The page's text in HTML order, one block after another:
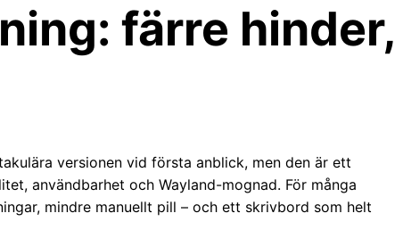
färre hinder,
versionen vid första anblick, men den är ett
användbarhet och Wayland-mognad. För många
mindre manuellt pill – och ett skrivbord som helt